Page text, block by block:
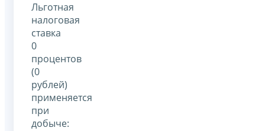
Льготная
налоговая
ставка
0
процентов
(0
рублей)
применяется
при
добыче: